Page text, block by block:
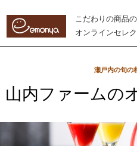
こだわりの商品の
オンラインセレ
瀬戸内の旬の
山内ファームの